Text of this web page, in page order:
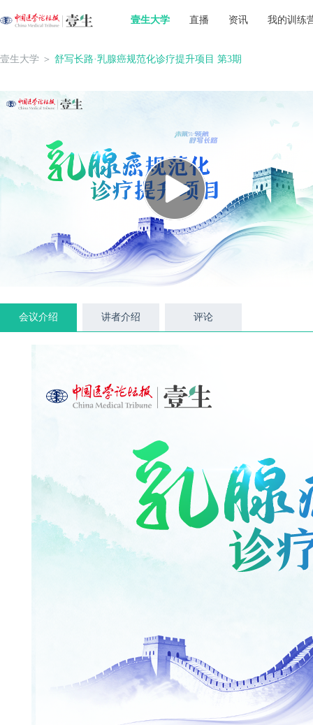
壹生大学 直播 资讯 我的训练
壹生大学 ＞ 舒写长路·乳腺癌规范化诊疗提升项目 第3期
会议介绍 讲者介绍 评论